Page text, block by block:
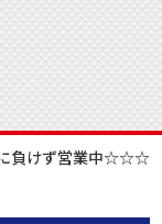
負けず営業中☆☆☆